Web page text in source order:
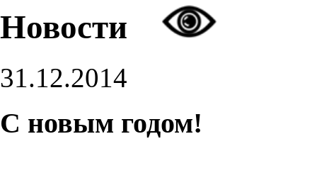
Новости
31.12.2014
С новым годом!